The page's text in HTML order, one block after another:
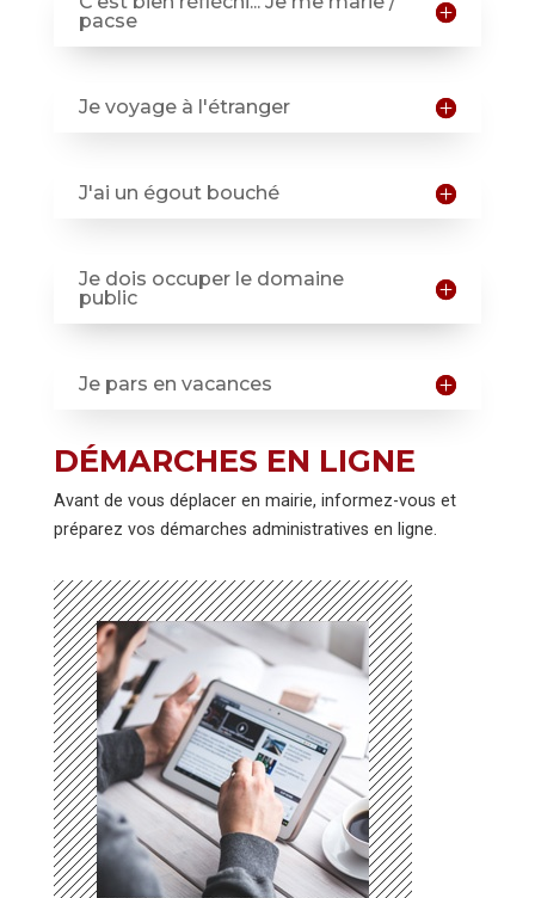
pacse
Je voyage à l'étranger
J'ai un égout bouché
Je dois occuper le domaine
public
Je pars en vacances
DÉMARCHES EN LIGNE
Avant de vous déplacer en mairie, informez-vous et
préparez vos démarches administratives en ligne.